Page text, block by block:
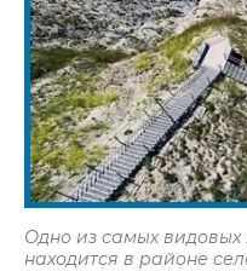
Одно из самых
находится в районе